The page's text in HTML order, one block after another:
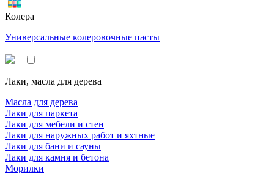
Колера
Универсальные колеровочные пасты
Лаки, масла для дерева
Масла для дерева
Лаки для паркета
Лаки для мебели и стен
Лаки для наружных работ и яхтные
Лаки для бани и сауны
Лаки для камня и бетона
Морилки